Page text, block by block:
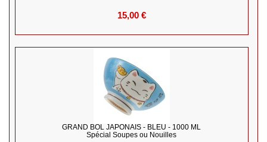
15,00 €
GRAND BOL JAPONAIS - BLEU - 1000 ML
Spécial Soupes ou Nouilles